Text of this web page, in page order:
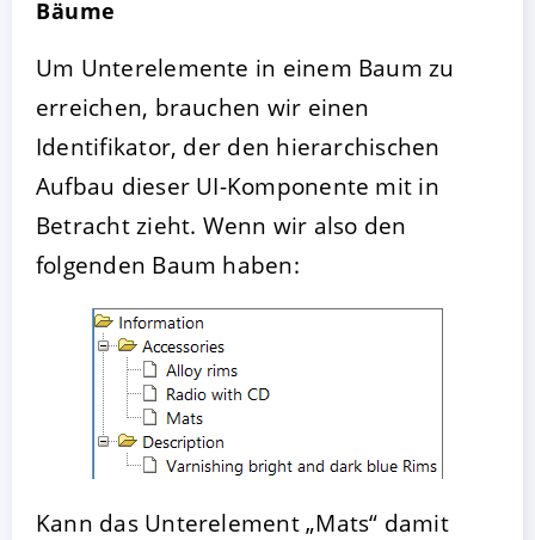
Bäume
Um Unterelemente in einem Baum zu
erreichen, brauchen wir einen
Identifikator, der den hierarchischen
Aufbau dieser UI-Komponente mit in
Betracht zieht. Wenn wir also den
folgenden Baum haben:
Kann das Unterelement „Mats“ damit